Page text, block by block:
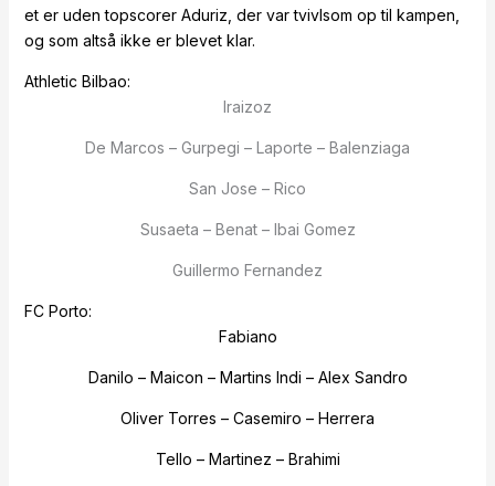
et er uden topscorer Aduriz, der var tvivlsom op til kampen,
og som altså ikke er blevet klar.
Athletic Bilbao:
Iraizoz
De Marcos – Gurpegi – Laporte – Balenziaga
San Jose – Rico
Susaeta – Benat – Ibai Gomez
Guillermo Fernandez
FC Porto:
Fabiano
Danilo – Maicon – Martins Indi – Alex Sandro
Oliver Torres – Casemiro – Herrera
Tello – Martinez – Brahimi